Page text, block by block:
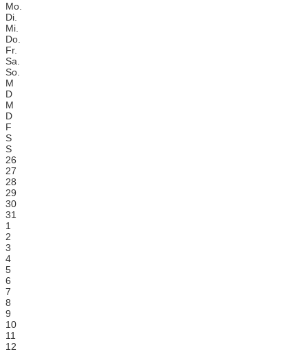
Mo.
Di.
Mi.
Do.
Fr.
Sa.
So.
M
D
M
D
F
S
S
26
27
28
29
30
31
1
2
3
4
5
6
7
8
9
10
11
12